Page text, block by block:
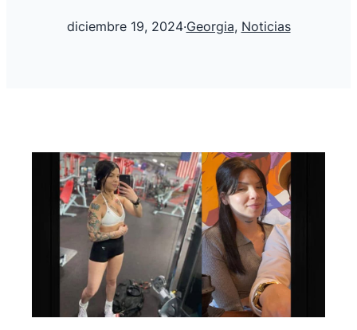
diciembre 19, 2024·Georgia, Noticias